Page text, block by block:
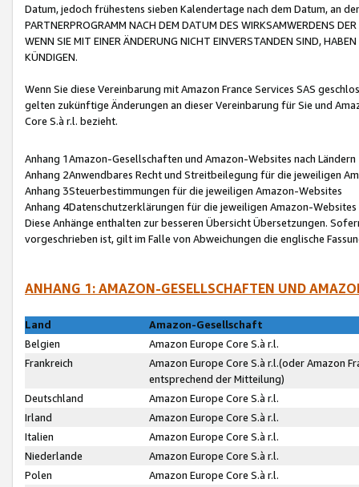
Datum, jedoch frühestens sieben Kalendertage nach dem Datum, an
PARTNERPROGRAMM NACH DEM DATUM DES WIRKSAMWERDENS
WENN SIE MIT EINER ÄNDERUNG NICHT EINVERSTANDEN SIND,
KÜNDIGEN.
Wenn Sie diese Vereinbarung mit Amazon France Services SAS
gelten zukünftige Änderungen an dieser Vereinbarung für Sie und
Core S.à r.l. bezieht.
Anhang 1Amazon-Gesellschaften und Amazon-Websites nach Ländern
Anhang 2Anwendbares Recht und Streitbeilegung für die jeweiligen
Anhang 3Steuerbestimmungen für die jeweiligen Amazon-Websites
Anhang 4Datenschutzerklärungen für die jeweiligen Amazon-Websites
Diese Anhänge enthalten zur besseren Übersicht Übersetzungen.
vorgeschrieben ist, gilt im Falle von Abweichungen die englische
ANHANG 1: AMAZON-GESELLSCHAFTEN UND
Land
Amazon-Gesellschaft
Belgien
Amazon Europe Core S.à r.l.
Frankreich
Amazon Europe Core S.à r.l.(oder Amazon
entsprechend der Mitteilung)
Deutschland
Amazon Europe Core S.à r.l.
Irland
Amazon Europe Core S.à r.l.
Italien
Amazon Europe Core S.à r.l.
Niederlande
Amazon Europe Core S.à r.l.
Polen
Amazon Europe Core S.à r.l.